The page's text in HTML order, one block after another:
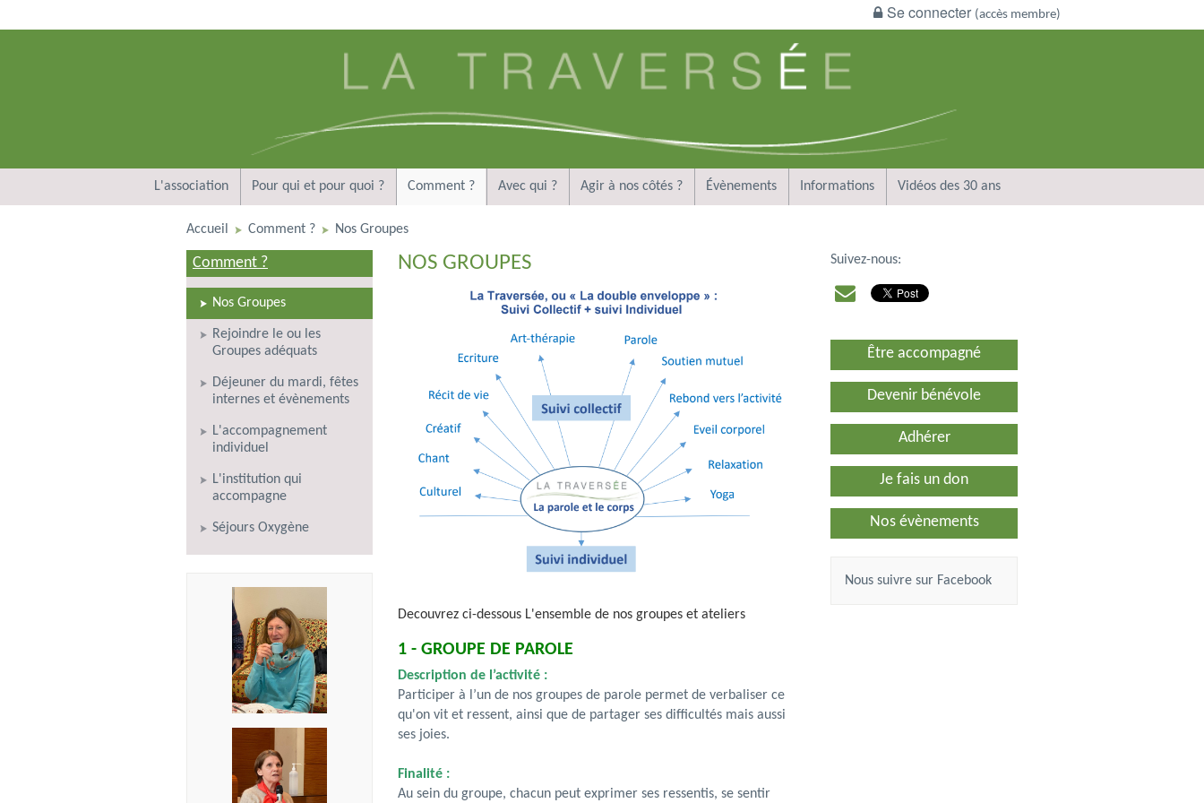
Se connecter (accès membre)
L'association Pour qui et pour quoi ? Comment ? Avec qui ? Agir à nos côtés ? Évènements Informations Vidéos des 30 ans
Accueil Comment ? Nos Groupes
Comment ?
Nos Groupes
Rejoindre le ou les
Groupes adéquats
Déjeuner du mardi, fêtes
internes et évènements
L'accompagnement
individuel
L'institution qui
accompagne
Séjours Oxygène
NOS GROUPES
Decouvrez ci-dessous L'ensemble de nos groupes et ateliers
1 - GROUPE DE PAROLE
Description de l’activité :
Participer à l’un de nos groupes de parole permet de verbaliser ce
qu'on vit et ressent, ainsi que de partager ses difficultés mais aussi
ses joies.
Finalité :
Au sein du groupe, chacun peut exprimer ses ressentis, se sentir
Suivez-nous:
Être accompagné
Devenir bénévole
Adhérer
Je fais un don
Nos évènements
Nous suivre sur Facebook